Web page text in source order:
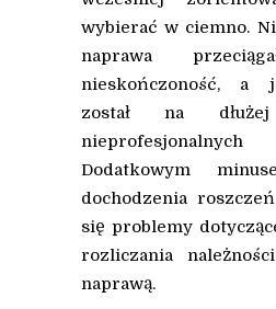
wybierać w ciemno.
naprawa
nieskończoność, a
został na
Dodatkowym
dochodzenia
się problemy
rozliczania
naprawą.